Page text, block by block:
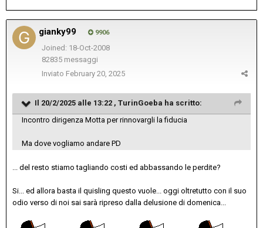
gianky99 9906
Joined: 18-Oct-2008
82835 messaggi
Inviato February 20, 2025
Il 20/2/2025 alle 13:22 , TurinGoeba ha scritto:
Incontro dirigenza Motta per rinnovargli la fiducia
Ma dove vogliamo andare PD
... del resto stiamo tagliando costi ed abbassando le perdite?
Si... ed allora basta il quisling questo vuole... oggi oltretutto con il suo
odio verso di noi sai sarà ripreso dalla delusione di domenica...